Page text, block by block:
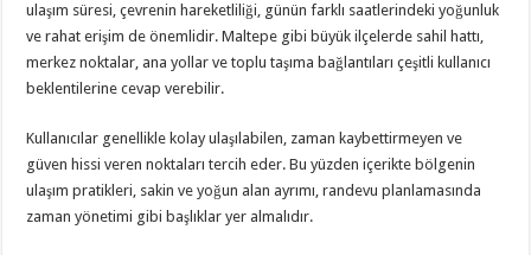
ulaşım süresi, çevrenin hareketliliği, günün farklı saatlerindeki yoğunluk
ve rahat erişim de önemlidir. Maltepe gibi büyük ilçelerde sahil hattı,
merkez noktalar, ana yollar ve toplu taşıma bağlantıları çeşitli kullanıcı
beklentilerine cevap verebilir.
Kullanıcılar genellikle kolay ulaşılabilen, zaman kaybettirmeyen ve
güven hissi veren noktaları tercih eder. Bu yüzden içerikte bölgenin
ulaşım pratikleri, sakin ve yoğun alan ayrımı, randevu planlamasında
zaman yönetimi gibi başlıklar yer almalıdır.